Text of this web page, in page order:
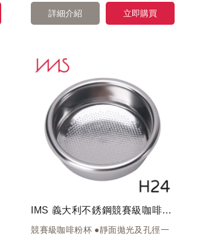
立即購買
詳細介紹
IMS 義大利不銹鋼競賽級咖啡粉杯 B702TCH24E 高24mm / 粉量16-18g / 58.5mm
競賽級咖啡粉杯 ●靜面拋光及孔徑一